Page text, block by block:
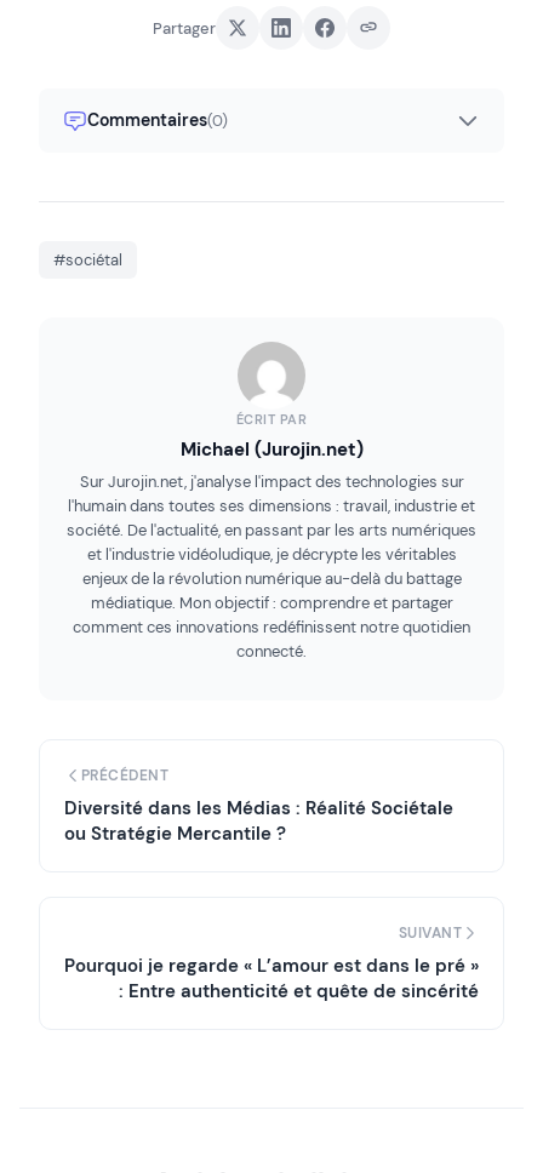
Partager
Commentaires(0)
#sociétal
ÉCRIT PAR
Michael (Jurojin.net)
Sur Jurojin.net, j'analyse l'impact des technologies sur
l'humain dans toutes ses dimensions : travail, industrie et
société. De l'actualité, en passant par les arts numériques
et l'industrie vidéoludique, je décrypte les véritables
enjeux de la révolution numérique au-delà du battage
médiatique. Mon objectif : comprendre et partager
comment ces innovations redéfinissent notre quotidien
connecté.
PRÉCÉDENT
Diversité dans les Médias : Réalité Sociétale
ou Stratégie Mercantile ?
SUIVANT
Pourquoi je regarde « L’amour est dans le pré »
: Entre authenticité et quête de sincérité